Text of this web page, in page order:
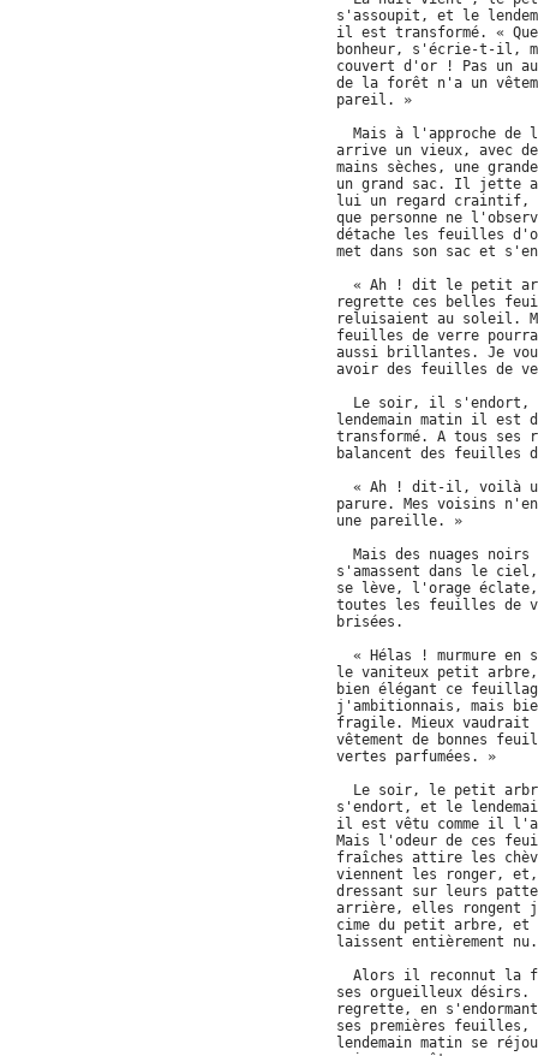
s'assoupit, et le
il est transformé. «
bonheur, s'écrie-t-il,
couvert d'or ! Pas un
de la forêt n'a un
pareil. »
Mais à l'approche de
arrive un vieux, avec de
mains sèches, une
un grand sac. Il jette
lui un regard craintif,
que personne ne
détache les feuilles
met dans son sac et
« Ah ! dit le petit
regrette ces belles
reluisaient au soleil.
feuilles de verre
aussi brillantes. Je
avoir des feuilles de
Le soir, il s'endort,
lendemain matin il est
transformé. A tous ses
balancent des feuilles
« Ah ! dit-il, voilà
parure. Mes voisins
une pareille. »
Mais des nuages noirs
s'amassent dans le
se lève, l'orage
toutes les feuilles de
brisées.
« Hélas ! murmure en
le vaniteux petit
bien élégant ce
j'ambitionnais, mais
fragile. Mieux vaudrait
vêtement de bonnes
vertes parfumées. »
Le soir, le petit
s'endort, et le
il est vêtu comme il
Mais l'odeur de ces
fraîches attire les
viennent les ronger, et,
dressant sur leurs
arrière, elles rongent
cime du petit arbre, et
laissent entièrement nu.
Alors il reconnut la
ses orgueilleux
regrette, en
ses premières
lendemain matin se